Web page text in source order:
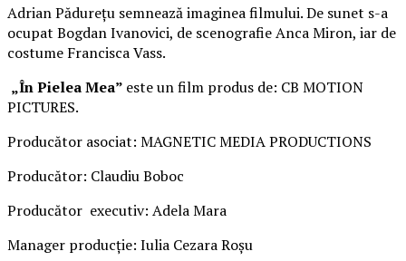
Adrian Pădurețu semnează imaginea filmului. De sunet s-a
ocupat Bogdan Ivanovici, de scenografie Anca Miron, iar de
costume Francisca Vass.
„În Pielea Mea” este un film produs de: CB MOTION
PICTURES.
Producător asociat: MAGNETIC MEDIA PRODUCTIONS
Producător: Claudiu Boboc
Producător executiv: Adela Mara
Manager producție: Iulia Cezara Roșu